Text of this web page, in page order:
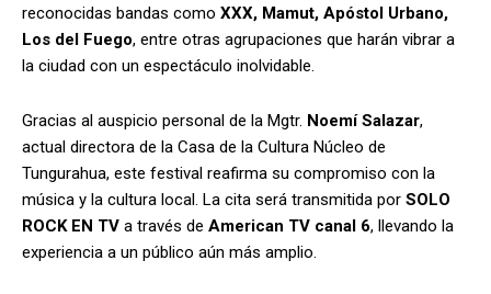
reconocidas bandas como XXX, Mamut, Apóstol Urbano,
Los del Fuego, entre otras agrupaciones que harán vibrar a
la ciudad con un espectáculo inolvidable.
Gracias al auspicio personal de la Mgtr. Noemí Salazar,
actual directora de la Casa de la Cultura Núcleo de
Tungurahua, este festival reafirma su compromiso con la
música y la cultura local. La cita será transmitida por SOLO
ROCK EN TV a través de American TV canal 6, llevando la
experiencia a un público aún más amplio.